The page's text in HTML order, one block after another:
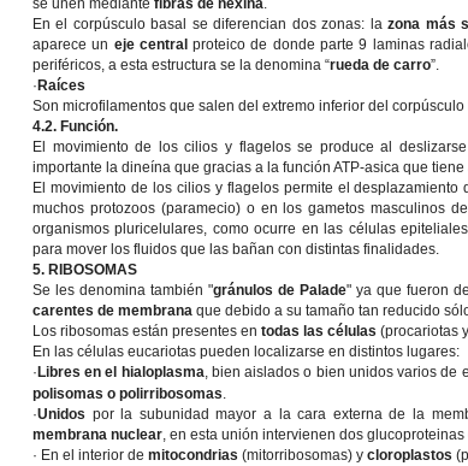
se unen mediante fibras de nexina.
En el corpúsculo basal se diferencian dos zonas: lazona más
aparece un eje central proteico de donde parte 9 laminas
periféricos, a esta estructura se la denomina “rueda de carro”.
· Raíces
Son microfilamentos que salen del extremo inferior del
4.2. Función.
El movimiento de los cilios y flagelos se produce al
importante la dineína que gracias a la función ATP-asica que
El movimiento de los cilios y flagelos permite el
muchos protozoos (paramecio) o en los gametos masculinos
organismos pluricelulares, como ocurre en las células
para mover los fluidos que las bañan con distintas finalidades.
5. RIBOSOMAS
Se les denomina también "gránulos de Palade" ya que fueron
carentes de membrana que debido a su tamaño tan reducido
Los ribosomas están presentes en todas las células (procariotas
En las células eucariotas pueden localizarse en distintos lugares:
· Libres en el hialoplasma, bien aislados o bien unidos varios de
polisomas o polirribosomas.
·Unidos por la subunidad mayor a la cara externa de la
membrana nuclear, en esta unión intervienen dos
· En el interior de mitocondrias (mitorribosomas) y cloroplastos